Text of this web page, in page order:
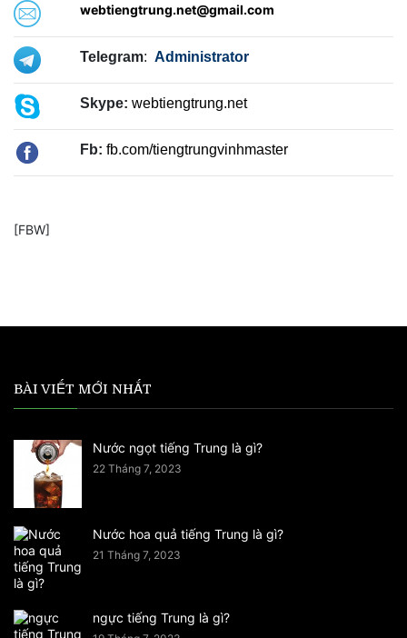
webtiengtrung.net@gmail.com
Telegram: Administrator
Skype: webtiengtrung.net
Fb: fb.com/tiengtrungvinhmaster
[FBW]
BÀI VIẾT MỚI NHẤT
Nước ngọt tiếng Trung là gì?
22 Tháng 7, 2023
Nước hoa quả tiếng Trung là gì?
21 Tháng 7, 2023
ngực tiếng Trung là gì?